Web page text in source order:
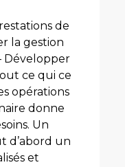
de
la gestion
Développer
ce qui ce
opérations
donne
Un
d’abord un
et